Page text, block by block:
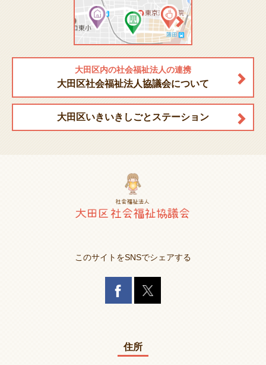
大田区内の社会福祉法人の連携
大田区社会福祉法人協議会について
大田区いきいきしごとステーション
このサイトをSNSでシェアする
住所